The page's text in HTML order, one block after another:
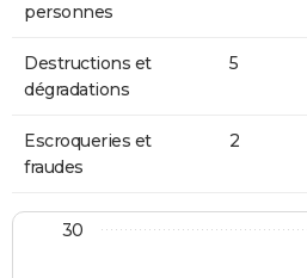
personnes
Destructions et
dégradations
5
Escroqueries et
fraudes
2
30